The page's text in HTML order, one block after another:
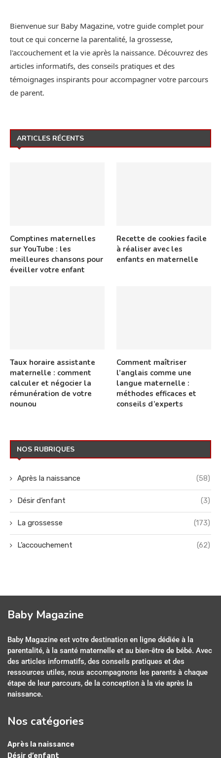
Bienvenue sur Baby Magazine, votre guide complet pour
tout ce qui concerne la parentalité, la grossesse,
l'accouchement et la vie après la naissance. Découvrez des
articles informatifs, des conseils pratiques et des
témoignages inspirants pour accompagner votre parcours
de parent.
ARTICLES RÉCENTS
Comptines maternelles
sur YouTube : les
meilleures chansons pour
éveiller votre enfant
Recette de cookies facile
à réaliser avec les
enfants en maternelle
Taux horaire assistante
maternelle : comment
calculer et négocier la
rémunération de votre
nounou
Comment maîtriser
l’anglais comme une
langue maternelle :
méthodes efficaces et
conseils d’experts
NOS RUBRIQUES
Après la naissance (58)
Désir d’enfant (3)
La grossesse (173)
L’accouchement (62)
Baby Magazine
Baby Magazine est votre destination en ligne dédiée à la
parentalité, à la santé maternelle et au bien-être de bébé. Avec
des articles informatifs, des conseils pratiques et des
ressources utiles, nous accompagnons les parents à chaque
étape de leur parcours, de la conception à la vie après la
naissance.
Nos catégories
Après la naissance
Désir d’enfant